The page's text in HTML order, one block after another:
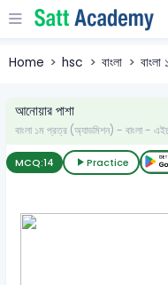
Home hsc বাংলা
আনোয়ার পাশা
বাংলা ১ম প্রত্র (অ্যাডমিশন) - বাংলা -
MCQ:14 Practice